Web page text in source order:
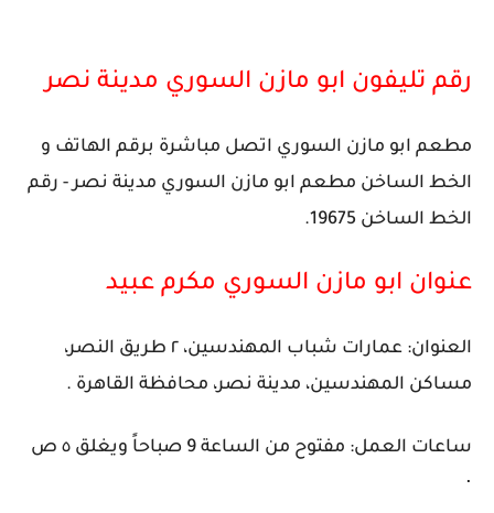
رقم تليفون ابو مازن السوري مدينة نصر
مطعم ابو مازن السوري اتصل مباشرة برقم الهاتف و
الخط الساخن مطعم ابو مازن السوري مدينة نصر - رقم
الخط الساخن 19675.
عنوان ابو مازن السوري مكرم عبيد
العنوان: عمارات شباب المهندسين، ٢ طريق النصر،
مساكن المهندسين، مدينة نصر، محافظة القاهرة‬ .
ساعات العمل: مفتوح من الساعة 9 صباحاً ويغلق ٥ ص
⋅